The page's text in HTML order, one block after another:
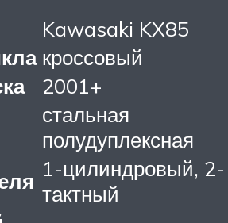
Kawasaki KX85
кроссовый
2001+
стальная
полудуплексная
1-цилиндровый, 2-
тактный